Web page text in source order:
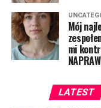
Mój
mi
LATEST